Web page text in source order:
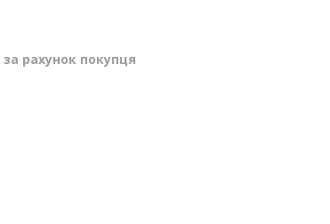
за рахунок покупця